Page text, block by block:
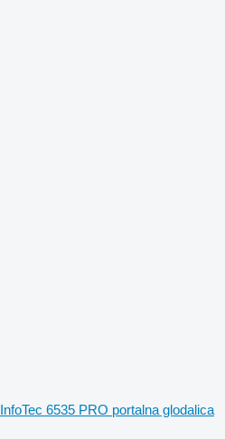
InfoTec 6535 PRO portalna glodalica